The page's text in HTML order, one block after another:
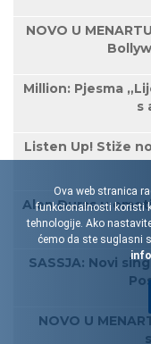
NOVO U
Million: Pjesma
s
Listen Up! Stiže
Alen Đuras u
SASSJA: Novi
NOVO U
Ova web stranica
funkcionalnosti koristi
tehnologije. Ako
ćemo da ste suglasni